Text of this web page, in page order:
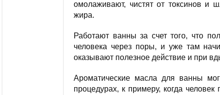
омолаживают, чистят от токсинов и
жира.
Работают ванны за счет того, что
человека через поры, и уже там
оказывают полезное действие и при
Ароматические масла для ванны
процедурах, к примеру, когда